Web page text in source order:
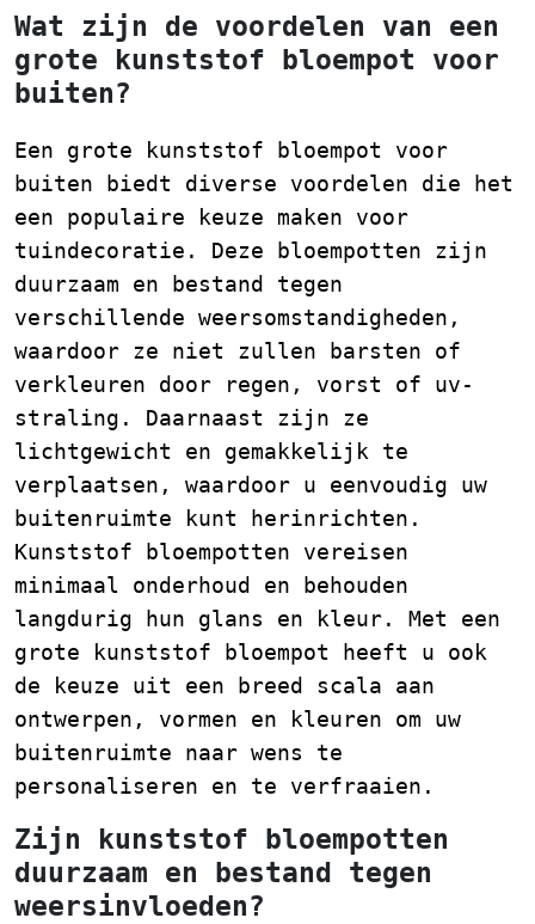
Wat zijn de voordelen van een
grote kunststof bloempot voor
buiten?
Een grote kunststof bloempot voor
buiten biedt diverse voordelen die het
een populaire keuze maken voor
tuindecoratie. Deze bloempotten zijn
duurzaam en bestand tegen
verschillende weersomstandigheden,
waardoor ze niet zullen barsten of
verkleuren door regen, vorst of uv-
straling. Daarnaast zijn ze
lichtgewicht en gemakkelijk te
verplaatsen, waardoor u eenvoudig uw
buitenruimte kunt herinrichten.
Kunststof bloempotten vereisen
minimaal onderhoud en behouden
langdurig hun glans en kleur. Met een
grote kunststof bloempot heeft u ook
de keuze uit een breed scala aan
ontwerpen, vormen en kleuren om uw
buitenruimte naar wens te
personaliseren en te verfraaien.
Zijn kunststof bloempotten
duurzaam en bestand tegen
weersinvloeden?